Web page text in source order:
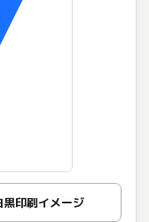
黒印刷イメージ
す。